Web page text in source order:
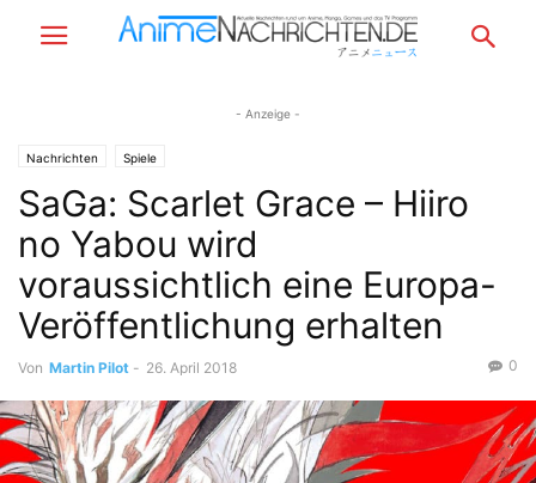
- Anzeige -
Nachrichten Spiele
SaGa: Scarlet Grace – Hiiro
no Yabou wird
voraussichtlich eine Europa-
Veröffentlichung erhalten
Von Martin Pilot - 26. April 2018 0